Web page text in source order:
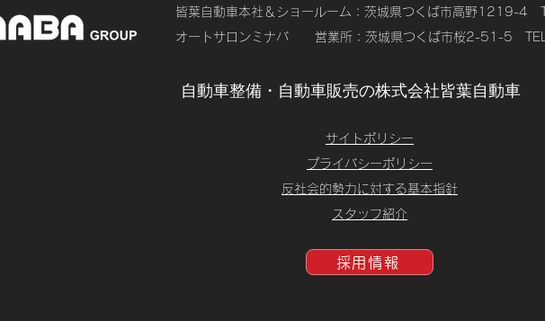
皆葉自動車本社＆ショールーム：茨城県つくば市高野
オートサロンミナバ 営業所：茨城県つくば市桜2-51-5
自動車整備・自動車販売の株式会社皆葉自動車
​サイトポリシー
プライバシーポリシー
反社会的勢力に対する基本指針
スタッフ紹介
採用情報